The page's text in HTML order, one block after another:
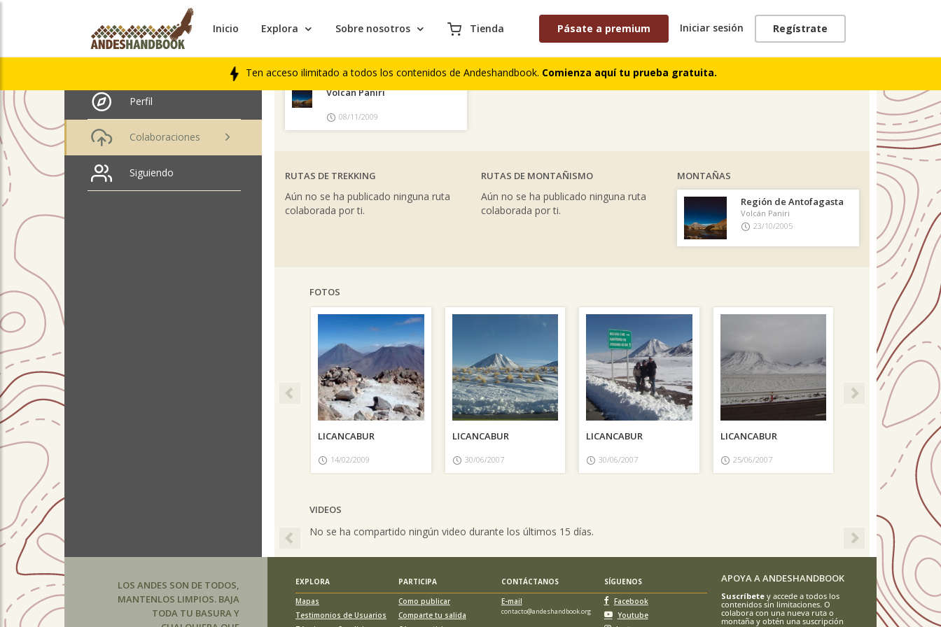
Inicio Explora Sobre nosotros Tienda Pásate a premium Iniciar sesión Regístrate
Ten acceso ilimitado a todos los contenidos de Andeshandbook. Comienza aquí tu prueba gratuita.
pedro segundo tapia
martínez
Perfil
Colaboraciones
Siguiendo
ÚLTIMAS COLABORACIONES PUBLICADAS
LIBROS DE CUMBRES
Volcán Paniri
08/11/2009
COMENTARIOS DE TREKKING TRACKS
RUTAS DE TREKKING
Aún no se ha publicado ninguna ruta
colaborada por ti.
RUTAS DE MONTAÑISMO
Aún no se ha publicado ninguna ruta
colaborada por ti.
MONTAÑAS
Región de Antofagasta
Volcán Paniri
23/10/2005
FOTOS
LICANCABUR
14/02/2009
LICANCABUR
30/06/2007
LICANCABUR
30/06/2007
LICANCABUR
25/06/2007
Previous
VIDEOS
No se ha compartido ningún video durante los últimos 15 días.
Previous Next
LOS ANDES SON DE TODOS,
MANTENLOS LIMPIOS. BAJA
TODA TU BASURA Y
EXPLORA PARTICIPA CONTÁCTANOS
SÍGUENOS
Mapas
Testimonios de Usuarios
Como publicar
Comparte tu salida
E-mail
contacto@andeshandbook.org
Facebook
Youtube
APOYA A ANDESHANDBOOK
Suscríbetey accede a todos los
contenidos sin limitaciones. O
colabora con una nueva ruta o
montaña y obtén una suscripción